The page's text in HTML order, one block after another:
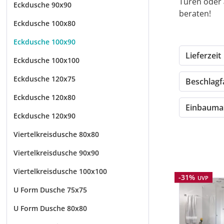
Eckdusche 90x90
Eckdusche 100x80
Eckdusche 100x90
Eckdusche 100x100
Eckdusche 120x75
Eckdusche 120x80
Eckdusche 120x90
Viertelkreisdusche 80x80
Viertelkreisdusche 90x90
Viertelkreisdusche 100x100
U Form Dusche 75x75
U Form Dusche 80x80
beraten!
Lieferzeit
Rabatt
-31% UVP